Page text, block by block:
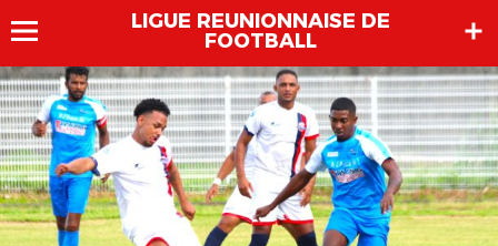
LIGUE REUNIONNAISE DE
FOOTBALL